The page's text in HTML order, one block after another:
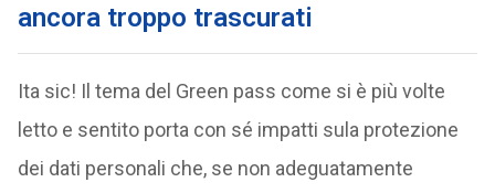
ancora troppo trascurati
Ita sic! Il tema del Green pass come si è più volte
letto e sentito porta con sé impatti sula protezione
dei dati personali che, se non adeguatamente